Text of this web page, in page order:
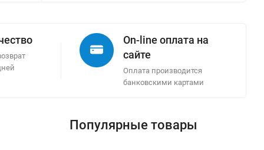
On-line оплата на
сайте
Оплата производится
банковскими картами
Популярные товары